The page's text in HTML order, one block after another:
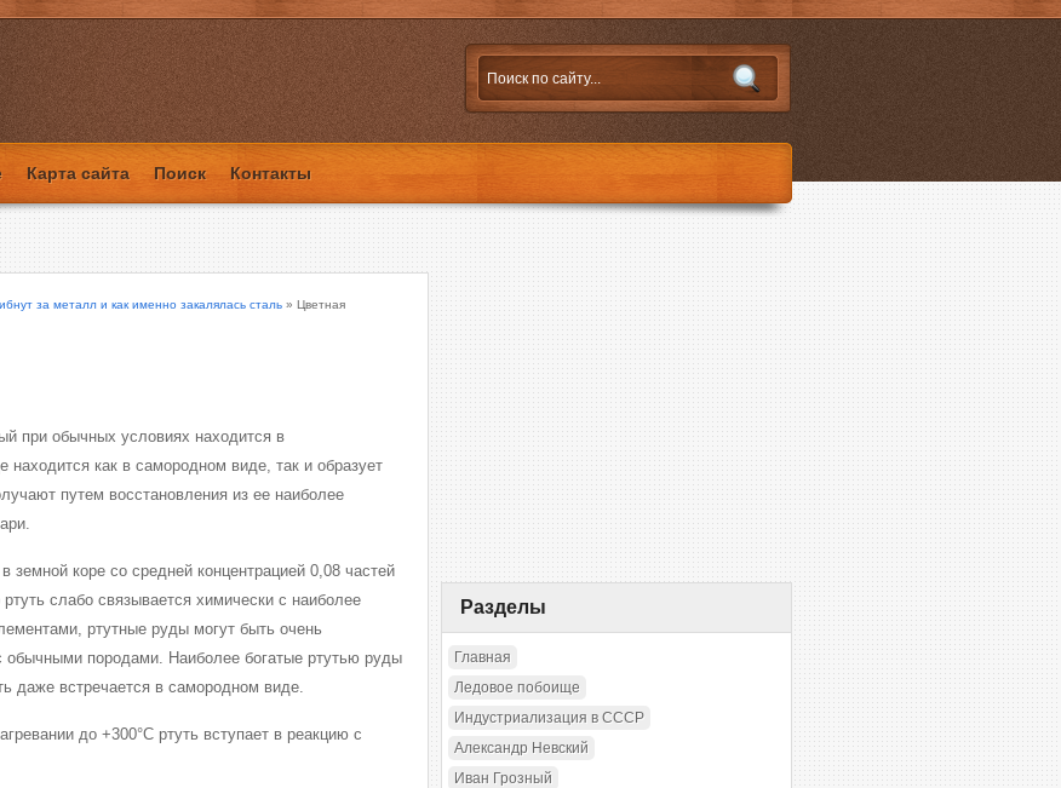
Карта сайта Поиск Контакты
за металл и как именно закалялась сталь » Цветная
при обычных условиях находится в
находится как в самородном виде, так и образует
путем восстановления из ее наиболее
земной коре со средней концентрацией 0,08 частей
слабо связывается химически с наиболее
ртутные руды могут быть очень
обычными породами. Наиболее богатые ртутью руды
даже встречается в самородном виде.
до +300°C ртуть вступает в реакцию с
Разделы
Главная
Ледовое побоище
Индустриализация в СССР
Александр Невский
Иван Грозный